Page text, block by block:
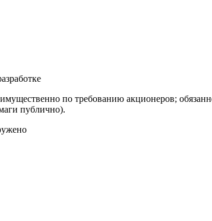
по требованию акционеров;
публично).